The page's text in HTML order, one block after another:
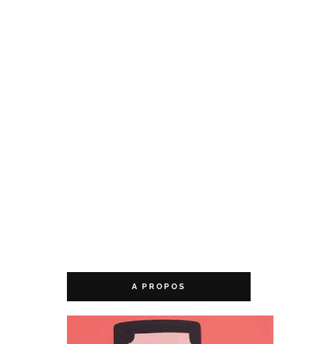
A PROPOS